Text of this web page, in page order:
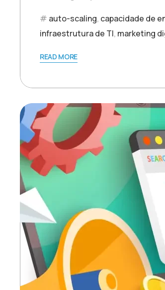
auto-scaling, capacidade de
infraestrutura de TI, marketing
READ MORE